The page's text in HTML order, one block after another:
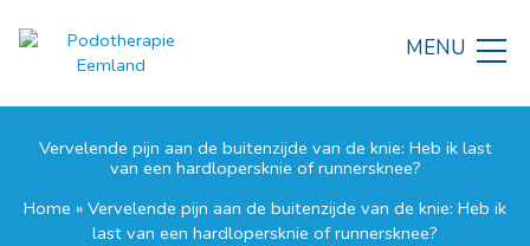
naar
Vervelende pijn aan de buitenzijde van de knie: Heb ik last
van een hardlopersknie of runnersknee?
Home » Vervelende pijn aan de buitenzijde van de knie: Heb ik
last van een hardlopersknie of runnersknee?
MENU